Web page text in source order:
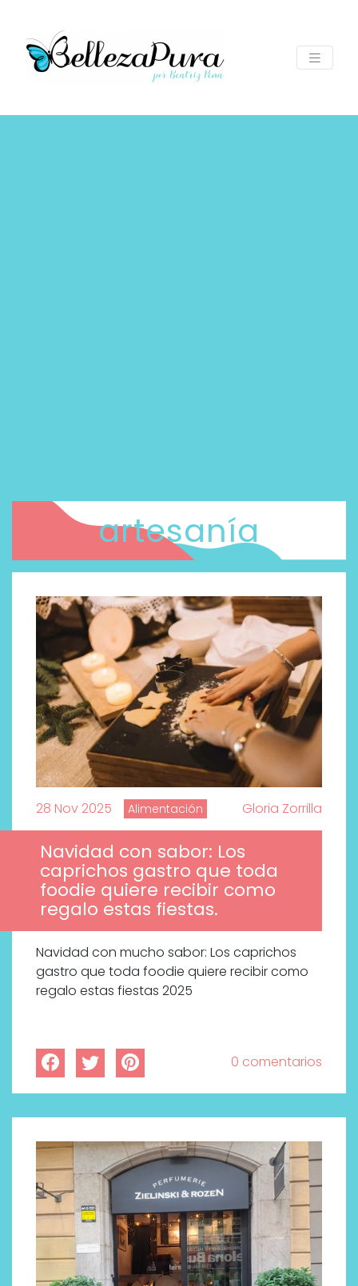
artesanía
28 Nov 2025 Alimentación Gloria Zorrilla
Navidad con sabor: Los
caprichos gastro que toda
foodie quiere recibir como
regalo estas fiestas.
Navidad con mucho sabor: Los caprichos
gastro que toda foodie quiere recibir como
regalo estas fiestas 2025
0 comentarios